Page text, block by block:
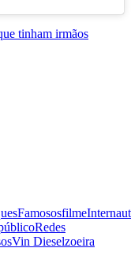
tinham irmãos
Famososfilme
Redes
Vin Dieselzoeira